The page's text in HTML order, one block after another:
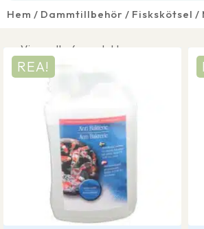
Hem Dammtillbehör Fiskskötsel
Visar alla 4 produkter
REA!